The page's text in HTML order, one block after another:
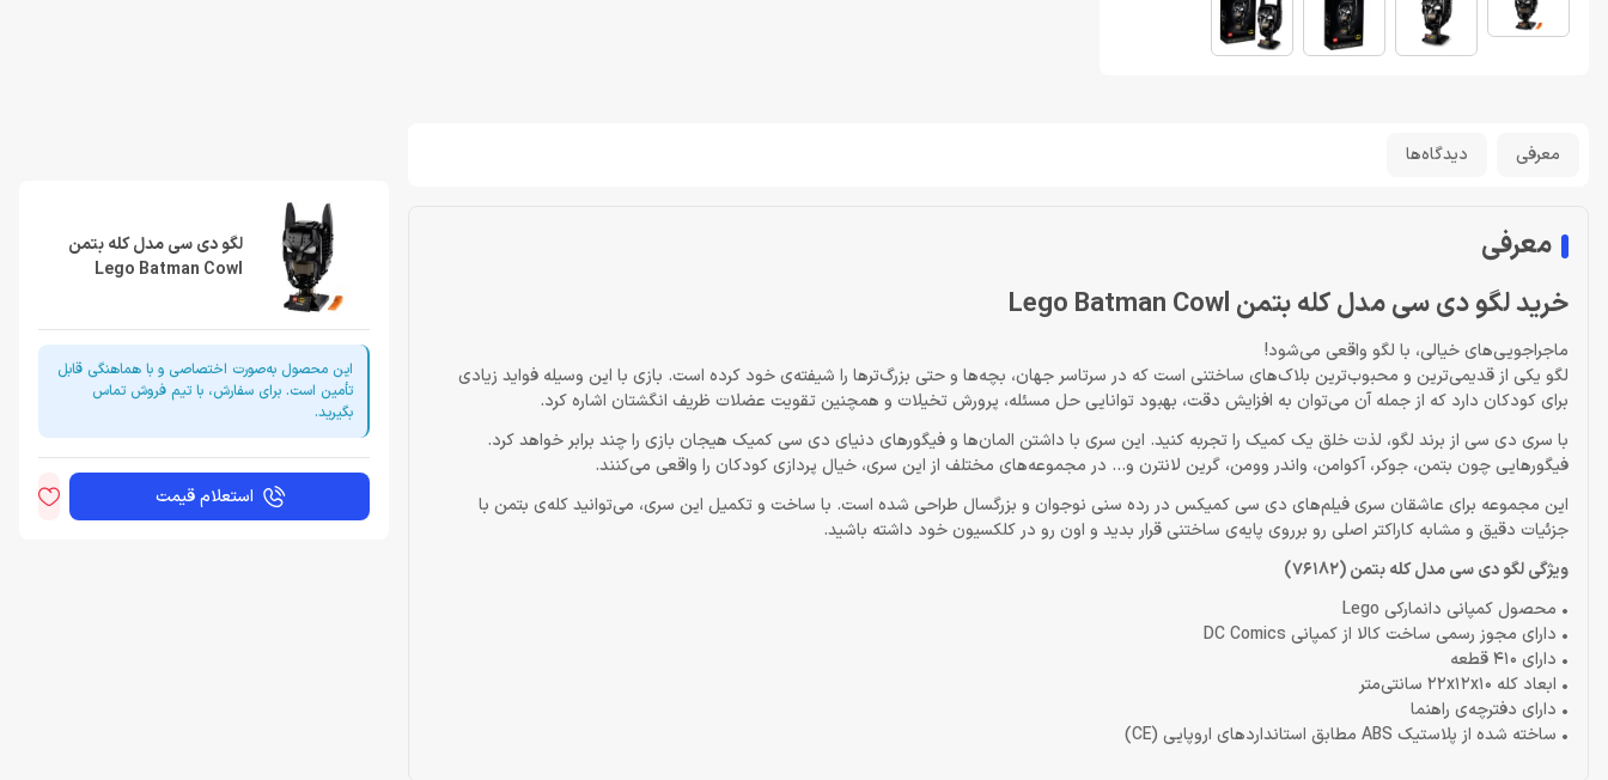
معرفی دیدگاه‌ها
معرفی
خرید لگو دی سی مدل کله بتمن Lego Batman Cowl
ماجراجویی‌های خیالی، با لگو واقعی می‌شود!
لگو یکی از قدیمی‌ترین و محبوب‌ترین بلاک‌های ساختنی است که در سرتاسر جهان، بچه‌ها و حتی بزرگ‌ترها را شیفته‌ی خود کرده است. بازی با این وسیله فواید زیادی
برای کودکان دارد که از جمله آن می‌توان به افزایش دقت، بهبود توانایی حل مسئله، پرورش تخیلات و همچنین تقویت عضلات ظریف انگشتان اشاره کرد.
با سری دی سی از برند لگو، لذت خلق یک کمیک را تجربه کنید. این سری با داشتن المان‌ها و فیگورهای دنیای دی سی کمیک هیجان بازی را چند برابر خواهد کرد.
فیگورهایی چون بتمن، جوکر، آکوامن، واندر وومن، گرین لانترن و… در مجموعه‌های مختلف از این سری، خیال پردازی کودکان را واقعی می‌کنند.
این مجموعه برای عاشقان سری فیلم‌های دی سی کمیکس در رده سنی نوجوان و بزرگسال طراحی شده است. با ساخت و تکمیل این سری، می‌توانید کله‌ی بتمن با
جزئیات دقیق و مشابه کاراکتر اصلی رو برروی پایه‌ی ساختنی قرار بدید و اون رو در کلکسیون خود داشته باشید.
ویژگی لگو دی سی مدل کله بتمن (76182)
• محصول کمپانی دانمارکی Lego
• دارای مجوز رسمی ساخت کالا از کمپانی DC Comics
• دارای 410 قطعه
• ابعاد کله 22x12x10 سانتی‌متر
• دارای دفترچه‌ی راهنما
• ساخته شده از پلاستیک ABS مطابق استانداردهای اروپایی (CE)
لگو دی سی مدل کله بتمن
Lego Batman Cowl
این محصول به‌صورت اختصاصی و با هماهنگی قابل
تأمین است. برای سفارش، با تیم فروش تماس
بگیرید.
استعلام قیمت